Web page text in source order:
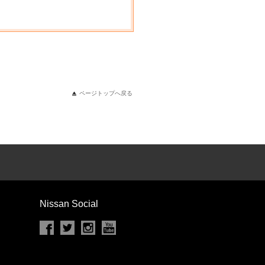
ページトップへ戻る
Nissan Social